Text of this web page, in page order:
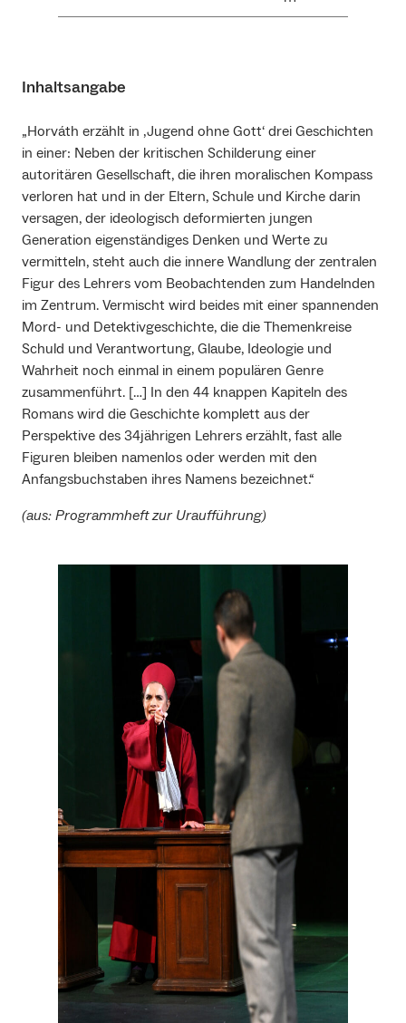
Inhaltsangabe
„Horváth erzählt in ‚Jugend ohne Gott‘ drei Geschichten
in einer: Neben der kritischen Schilderung einer
autoritären Gesellschaft, die ihren moralischen Kompass
verloren hat und in der Eltern, Schule und Kirche darin
versagen, der ideologisch deformierten jungen
Generation eigenständiges Denken und Werte zu
vermitteln, steht auch die innere Wandlung der zentralen
Figur des Lehrers vom Beobachtenden zum Handelnden
im Zentrum. Vermischt wird beides mit einer spannenden
Mord- und Detektivgeschichte, die die Themenkreise
Schuld und Verantwortung, Glaube, Ideologie und
Wahrheit noch einmal in einem populären Genre
zusammenführt. […] In den 44 knappen Kapiteln des
Romans wird die Geschichte komplett aus der
Perspektive des 34jährigen Lehrers erzählt, fast alle
Figuren bleiben namenlos oder werden mit den
Anfangsbuchstaben ihres Namens bezeichnet.“
(aus: Programmheft zur Uraufführung)